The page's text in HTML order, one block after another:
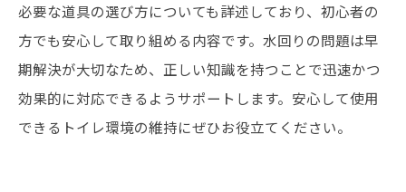
必要な道具の選び方についても詳述しており、初心者の
方でも安心して取り組める内容です。水回りの問題は早
期解決が大切なため、正しい知識を持つことで迅速かつ
効果的に対応できるようサポートします。安心して使用
できるトイレ環境の維持にぜひお役立てください。